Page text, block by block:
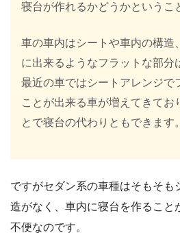
寝台が作れるかどうかというこ
車の車内はシートや車内の構造
に出来るようなフラットな部分
最近の車ではシートアレンジで
ことが出来る車が増えてきてお
とで寝台の代わりともできます。
ですがセダン系の車種はそもそも
造がなく、車内に寝台を作ること
不便なのです。